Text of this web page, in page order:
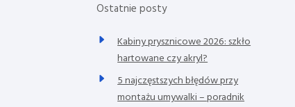
Ostatnie posty
Kabiny prysznicowe 2026: szkło
hartowane czy akryl?
5 najczęstszych błędów przy
montażu umywalki – poradnik